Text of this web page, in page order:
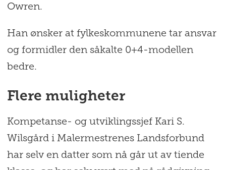
man består alle fellesfag fra
Owren.
Han ønsker at fylkeskommunene tar ansvar
og formidler den såkalte 0+4-modellen
bedre.
Flere muligheter
Kompetanse- og utviklingssjef Kari S.
Wilsgård i Malermestrenes Landsforbund
har selv en datter som nå går ut av tiende